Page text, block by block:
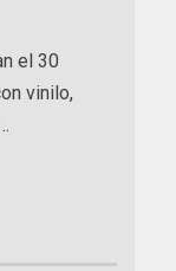
el 30
vinilo,